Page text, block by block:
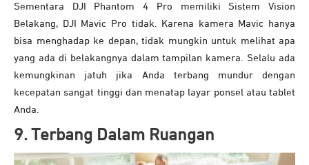
Sementara DJI Phantom 4 Pro memiliki Sistem Vision
Belakang, DJI Mavic Pro tidak. Karena kamera Mavic hanya
bisa menghadap ke depan, tidak mungkin untuk melihat apa
yang ada di belakangnya dalam tampilan kamera. Selalu ada
kemungkinan jatuh jika Anda terbang mundur dengan
kecepatan sangat tinggi dan menatap layar ponsel atau tablet
Anda.
9. Terbang Dalam Ruangan